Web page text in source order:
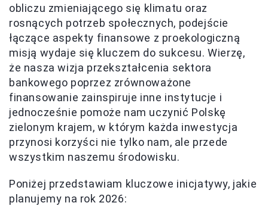
obliczu zmieniającego się klimatu oraz
rosnących potrzeb społecznych, podejście
łączące aspekty finansowe z proekologiczną
misją wydaje się kluczem do sukcesu. Wierzę,
że nasza wizja przekształcenia sektora
bankowego poprzez zrównoważone
finansowanie zainspiruje inne instytucje i
jednocześnie pomoże nam uczynić Polskę
zielonym krajem, w którym każda inwestycja
przynosi korzyści nie tylko nam, ale przede
wszystkim naszemu środowisku.
Poniżej przedstawiam kluczowe inicjatywy, jakie
planujemy na rok 2026: